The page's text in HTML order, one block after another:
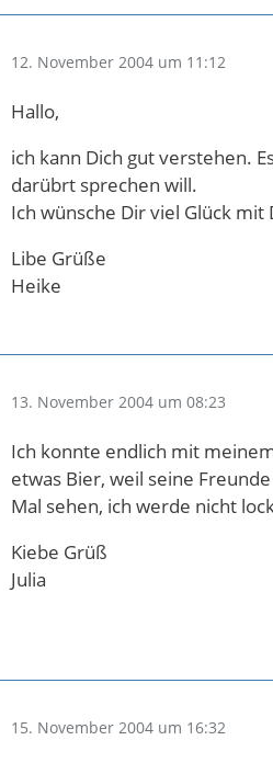
12. November 2004 um 11:12
Hallo,
ich kann Dich gut verstehen.
darübrt sprechen will.
Ich wünsche Dir viel Glück
Libe Grüße
Heike
13. November 2004 um 08:23
Ich konnte endlich mit
etwas Bier, weil seine
Mal sehen, ich werde nicht
Kiebe Grüß
Julia
15. November 2004 um 16:32